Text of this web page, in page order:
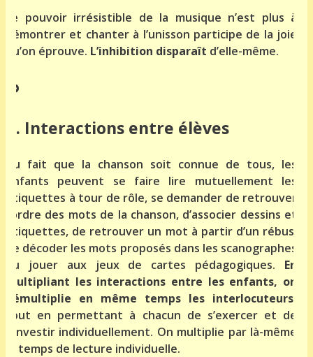
Le pouvoir irrésistible de la musique n’est plus à
démontrer et chanter à l’unisson participe de la joie
qu’on éprouve. L’inhibition disparaît d’elle-même.
g. Interactions entre élèves
Du fait que la chanson soit connue de tous, les
enfants peuvent se faire lire mutuellement les
étiquettes à tour de rôle, se demander de retrouver
l’ordre des mots de la chanson, d’associer dessins et
étiquettes, de retrouver un mot à partir d’un rébus,
de décoder les mots proposés dans les scanographes
ou jouer aux jeux de cartes pédagogiques. En
multipliant les interactions entre les enfants, on
démultiplie en même temps les interlocuteurs,
tout en permettant à chacun de s’exercer et de
s’investir individuellement. On multiplie par là-même
le temps de lecture individuelle.